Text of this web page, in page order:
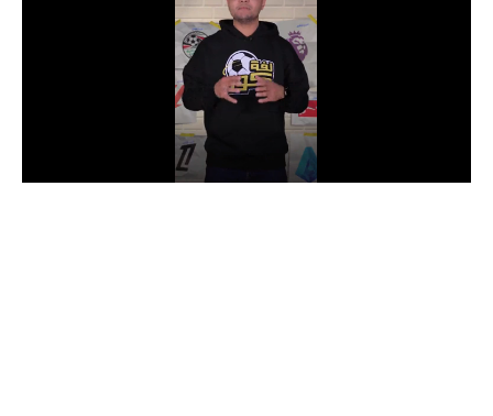
الدوري السعودي للمحترفين
دوري أبطال إفريقيا